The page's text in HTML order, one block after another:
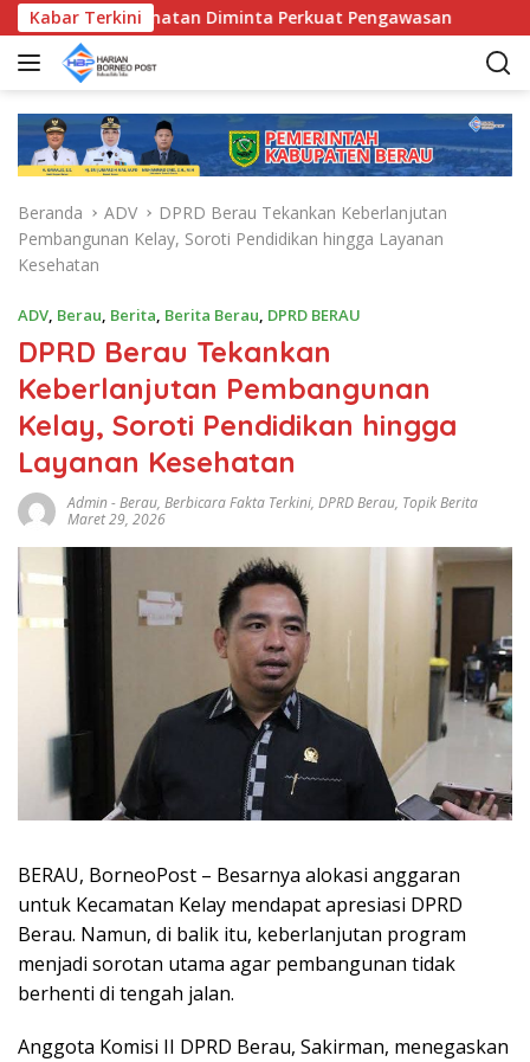
a
Kabar Terkini
Kecamatan Diminta Perkuat Pengawasan
Beranda ADV
DPRD Berau Tekankan Keberlanjutan
Pembangunan Kelay, Soroti Pendidikan hingga Layanan
Kesehatan
ADV, Berau, Berita, Berita Berau, DPRD BERAU
DPRD Berau Tekankan
Keberlanjutan Pembangunan
Kelay, Soroti Pendidikan hingga
Layanan Kesehatan
Admin-Berau, Berbicara Fakta Terkini, DPRD Berau, Topik Berita
Maret 29, 2026
BERAU, BorneoPost – Besarnya alokasi anggaran
untuk Kecamatan Kelay mendapat apresiasi DPRD
Berau. Namun, di balik itu, keberlanjutan program
menjadi sorotan utama agar pembangunan tidak
berhenti di tengah jalan.
Anggota Komisi II DPRD Berau, Sakirman, menegaskan